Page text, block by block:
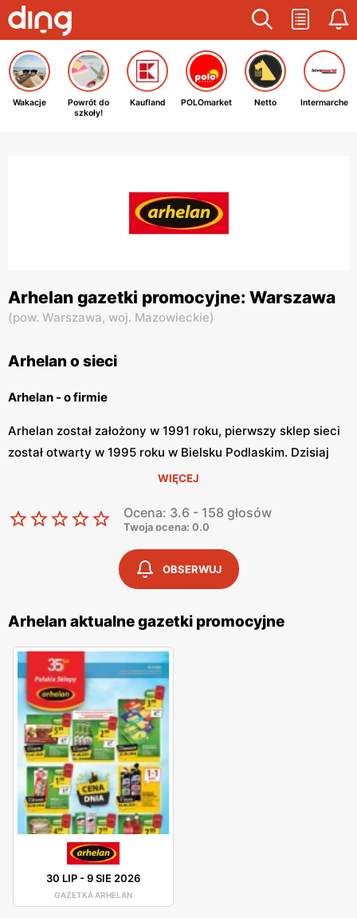
Wakacje
Powrót do
szkoły!
Kaufland POLOmarket Netto Intermarche
Arhelan gazetki promocyjne: Warszawa
(pow. Warszawa, woj. Mazowieckie)
Arhelan o sieci
Arhelan - o firmie
Arhelan został założony w 1991 roku, pierwszy sklep sieci
został otwarty w 1995 roku w Bielsku Podlaskim. Dzisiaj
firma posiada ponad 80 marketów w 48 miejscowościach
roku rokrocznie znajduje się na liście Diamentów Forbesa.
Firma założyła również własną fundację, która zajmuje się
wspieraniem lokalnych społeczności.
Arhelan posiada własny centrum logistyczny, który
pozwala ustawić atrakcyjne dla klientów ceny. W swojej
ofercie firma przedstawia nie tylko artykuły spożywcze lub
dla domu, lecz również alkohole, ekskluzywne herbaty oraz
kawy z każdego rejonu świata. W ofercie sieci znajdują się
około 20 000 różnych artykułów spożywczych,
przemysłowych oraz chemii gospodarczej.
Arhelan - promocje
Arhelan posiada własne gazetki promocyjne oraz plakaty.
Sieć przedstawia nowe promocje co tydzień. W sklepach
sieci można znaleźć rabaty na artykuły różnego rodzaju.
Arhelan przedstawia promocji do różnych okazji, takich jak
święta lub artykuły sezonowe.
WIĘCEJ
Ocena: 3.6 - 158 głosów
Twoja ocena: 0.0
OBSERWUJ
Arhelan aktualne gazetki promocyjne
30 LIP-9 SIE 2026
GAZETKA ARHELAN